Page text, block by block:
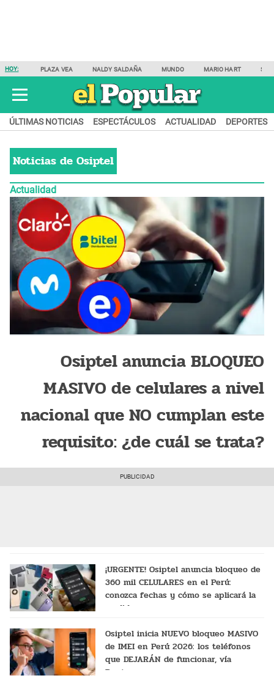
HOY: PLAZA VEA NALDY SALDAÑA MUNDO MARIO HART
ÚLTIMAS NOTICIAS ESPECTÁCULOS ACTUALIDAD DEPORTES
Noticias de Osiptel
Actualidad
Osiptel anuncia BLOQUEO
MASIVO de celulares a nivel
nacional que NO cumplan este
requisito: ¿de cuál se trata?
¡URGENTE! Osiptel anuncia bloqueo de
360 mil CELULARES en el Perú:
conozca fechas y cómo se aplicará la
medida
Osiptel inicia NUEVO bloqueo MASIVO
de IMEI en Perú 2026: los teléfonos
que DEJARÁN de funcionar, vía
Renteseg